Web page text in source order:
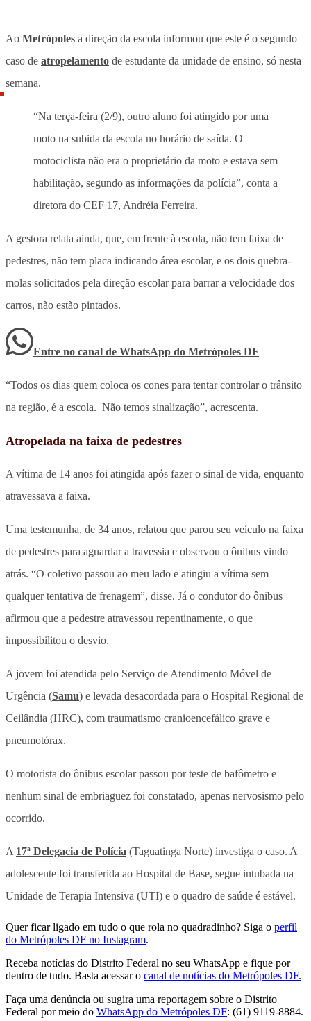
Ao Metrópoles a direção da escola informou que este é o segundo
caso de atropelamento de estudante da unidade de ensino, só nesta
semana.
“Na terça-feira (2/9), outro aluno foi atingido por uma
moto na subida da escola no horário de saída. O
motociclista não era o proprietário da moto e estava sem
habilitação, segundo as informações da polícia”, conta a
diretora do CEF 17, Andréia Ferreira.
A gestora relata ainda, que, em frente à escola, não tem faixa de
pedestres, não tem placa indicando área escolar, e os dois quebra-
molas solicitados pela direção escolar para barrar a velocidade dos
carros, não estão pintados.
Entre no canal de WhatsApp do Metrópoles DF
“Todos os dias quem coloca os cones para tentar controlar o trânsito
na região, é a escola. Não temos sinalização”, acrescenta.
Atropelada na faixa de pedestres
A vítima de 14 anos foi atingida após fazer o sinal de vida, enquanto
atravessava a faixa.
Uma testemunha, de 34 anos, relatou que parou seu veículo na faixa
de pedestres para aguardar a travessia e observou o ônibus vindo
atrás. “O coletivo passou ao meu lado e atingiu a vítima sem
qualquer tentativa de frenagem”, disse. Já o condutor do ônibus
afirmou que a pedestre atravessou repentinamente, o que
impossibilitou o desvio.
A jovem foi atendida pelo Serviço de Atendimento Móvel de
Urgência (Samu) e levada desacordada para o Hospital Regional de
Ceilândia (HRC), com traumatismo cranioencefálico grave e
pneumotórax.
O motorista do ônibus escolar passou por teste de bafômetro e
nenhum sinal de embriaguez foi constatado, apenas nervosismo pelo
ocorrido.
A 17ª Delegacia de Polícia (Taguatinga Norte) investiga o caso. A
adolescente foi transferida ao Hospital de Base, segue intubada na
Unidade de Terapia Intensiva (UTI) e o quadro de saúde é estável.
Quer ficar ligado em tudo o que rola no quadradinho? Siga o perfil
do Metrópoles DF no Instagram.
Receba notícias do Distrito Federal no seu WhatsApp e fique por
dentro de tudo. Basta acessar o canal de notícias do Metrópoles DF.
Faça uma denúncia ou sugira uma reportagem sobre o Distrito
Federal por meio do WhatsApp do Metrópoles DF: (61) 9119-8884.